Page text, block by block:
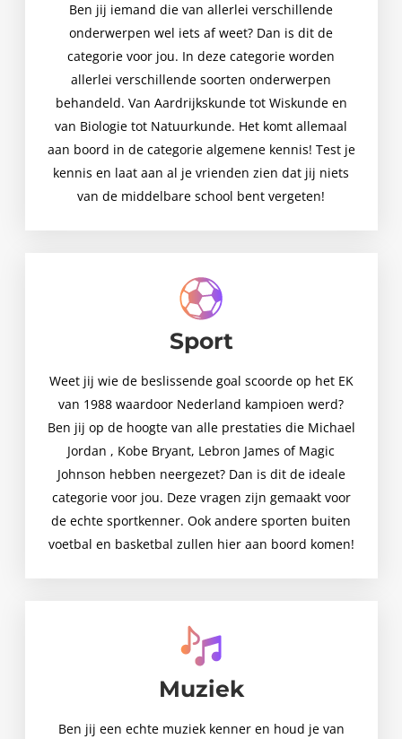
Ben jij iemand die van allerlei verschillende
onderwerpen wel iets af weet? Dan is dit de
categorie voor jou. In deze categorie worden
allerlei verschillende soorten onderwerpen
behandeld. Van Aardrijkskunde tot Wiskunde en
van Biologie tot Natuurkunde. Het komt allemaal
aan boord in de categorie algemene kennis! Test je
kennis en laat aan al je vrienden zien dat jij niets
van de middelbare school bent vergeten!
Sport
Weet jij wie de beslissende goal scoorde op het EK
van 1988 waardoor Nederland kampioen werd?
Ben jij op de hoogte van alle prestaties die Michael
Jordan , Kobe Bryant, Lebron James of Magic
Johnson hebben neergezet? Dan is dit de ideale
categorie voor jou. Deze vragen zijn gemaakt voor
de echte sportkenner. Ook andere sporten buiten
voetbal en basketbal zullen hier aan boord komen!
Muziek
Ben jij een echte muziek kenner en houd je van